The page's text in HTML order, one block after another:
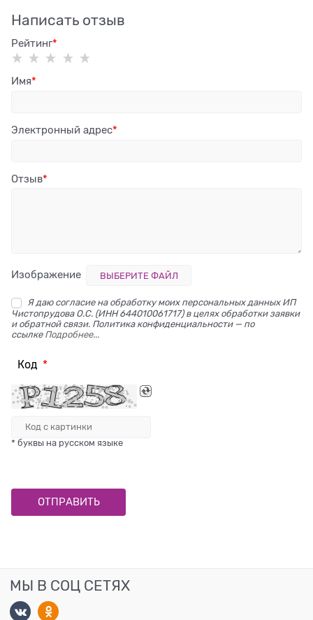
Написать отзыв
Рейтинг
Имя
Электронный адрес
Отзыв
Изображение ВЫБЕРИТЕ ФАЙЛ
Я даю согласие на обработку моих персональных данных ИП
Чистопрудова О.С. (ИНН 644010061717) в целях обработки заявки
и обратной связи. Политика конфиденциальности — по
ссылке Подробнее...
Код
* буквы на русском языке
МЫ В СОЦ СЕТЯХ